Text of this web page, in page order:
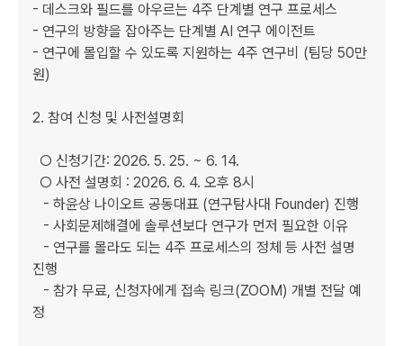
- 데스크와 필드를 아우르는 4주 단계별 연구 프로세스
- 연구의 방향을 잡아주는 단계별 AI 연구 에이전트
- 연구에 몰입할 수 있도록 지원하는 4주 연구비 (팀당 50만
원)
2. 참여 신청 및 사전설명회
진행
정